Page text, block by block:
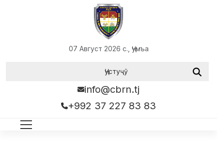
07 Август 2026 с., Ҷумъа
info@cbrn.tj
+992 37 227 83 83